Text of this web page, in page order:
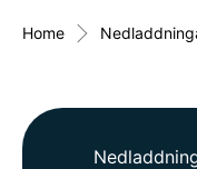
Europa
Asien
Home